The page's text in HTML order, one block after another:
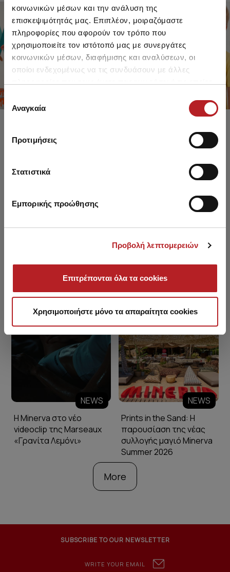
κοινωνικών μέσων και την ανάλυση της
επισκεψιμότητάς μας. Επιπλέον, μοιραζόμαστε
πληροφορίες που αφορούν τον τρόπο που
χρησιμοποιείτε τον ιστότοπό μας με συνεργάτες
κοινωνικών μέσων, διαφήμισης και αναλύσεων, οι
οποίοι ενδεχομένως να τις συνδυάσουν με άλλες
των υπηρεσιών τους.
Επιλογή
συγκατάθεσης
Αναγκαία
Προτιμήσεις
Στατιστικά
Εμπορικής προώθησης
Προβολή λεπτομερειών
Επιτρέπονται όλα τα cookies
Χρησιμοποιήστε μόνο τα απαραίτητα cookies
FOR GIRLS
UP TO -30%
SHOP SALE
FOR BOYS
UP TO -30%
SHOP SALE
Minerva Blog
NEWS
Η Minerva στο νέο
videoclip της Marseaux
«Γρανίτα Λεμόνι»
NEWS
Prints in the Sand: Η
παρουσίαση της νέας
συλλογής μαγιό Minerva
Summer 2026
More
SUBSCRIBE TO OUR NEWSLETTER